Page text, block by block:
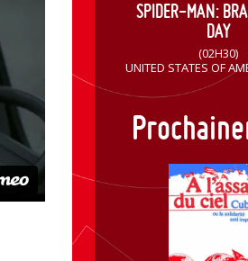
SPIDER-MAN:
DAY
(02H30)
UNITED STATES OF